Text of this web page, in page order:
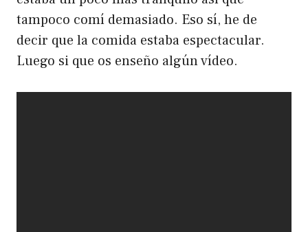
tampoco comí demasiado. Eso sí, he de
decir que la comida estaba espectacular.
Luego si que os enseño algún vídeo.